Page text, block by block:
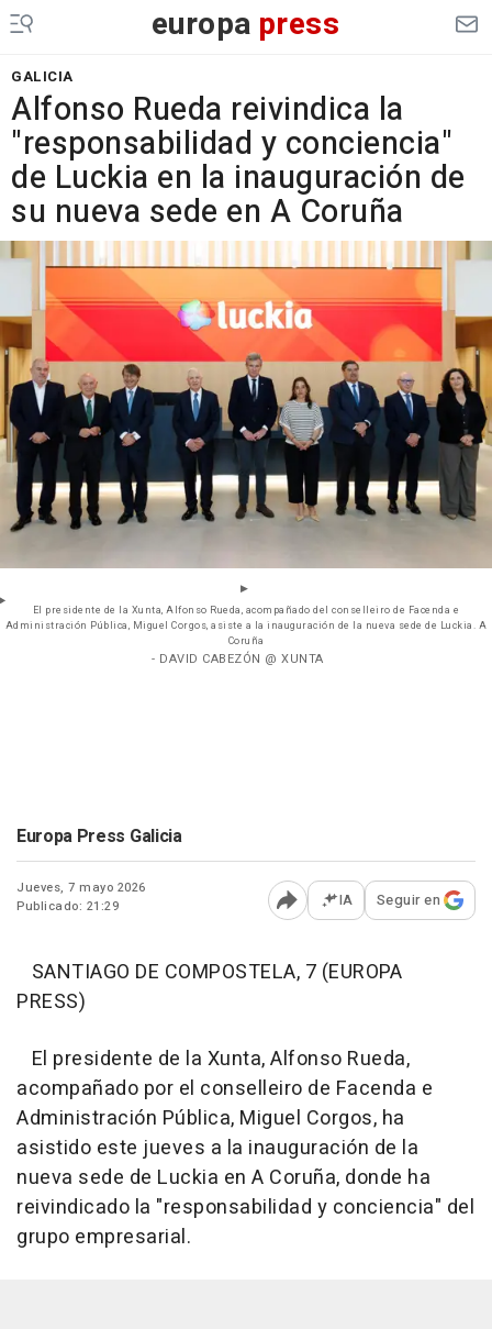
europa press
GALICIA
Alfonso Rueda reivindica la
"responsabilidad y conciencia"
de Luckia en la inauguración de
su nueva sede en A Coruña
El presidente de la Xunta, Alfonso Rueda, acompañado del conselleiro de Facenda e
Administración Pública, Miguel Corgos, asiste a la inauguración de la nueva sede de Luckia. A
Coruña
- DAVID CABEZÓN @ XUNTA
Europa Press Galicia
Jueves, 7 mayo 2026
Publicado: 21:29
Abrir opciones para
IA Seguir en
SANTIAGO DE COMPOSTELA, 7 (EUROPA
PRESS)
El presidente de la Xunta, Alfonso Rueda,
acompañado por el conselleiro de Facenda e
Administración Pública, Miguel Corgos, ha
asistido este jueves a la inauguración de la
nueva sede de Luckia en A Coruña, donde ha
reivindicado la "responsabilidad y conciencia" del
grupo empresarial.